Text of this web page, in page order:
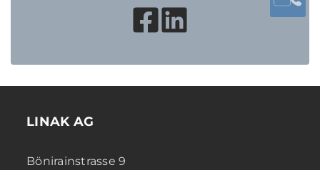
LINAK AG
Bönirainstrasse 9